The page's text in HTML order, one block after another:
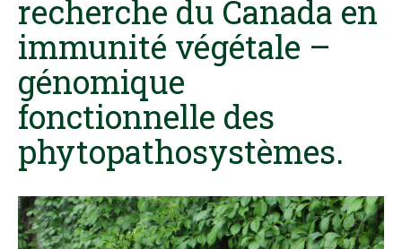
recherche du Canada en
immunité végétale –
génomique
fonctionnelle des
phytopathosystèmes.